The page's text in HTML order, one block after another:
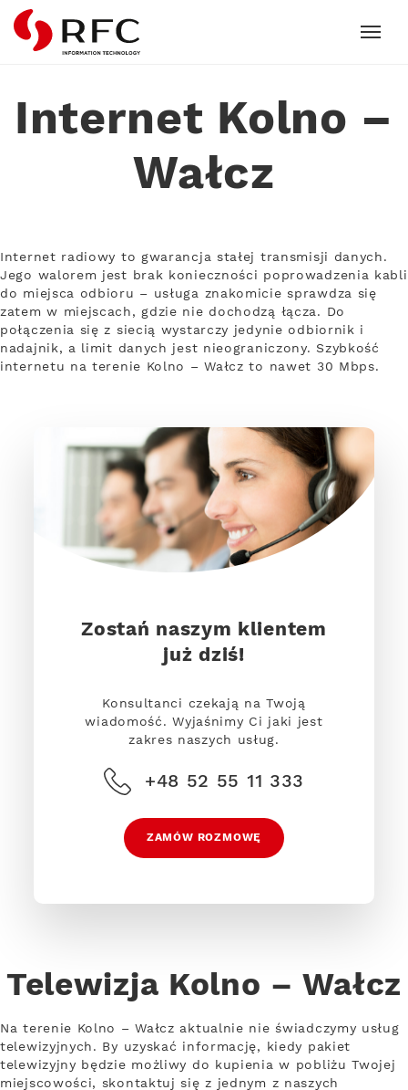
RFC
Internet Kolno –
Wałcz
Internet radiowy to gwarancja stałej transmisji danych.
Jego walorem jest brak konieczności poprowadzenia kabli
do miejsca odbioru – usługa znakomicie sprawdza się
zatem w miejscach, gdzie nie dochodzą łącza. Do
połączenia się z siecią wystarczy jedynie odbiornik i
nadajnik, a limit danych jest nieograniczony. Szybkość
internetu na terenie Kolno – Wałcz to nawet 30 Mbps.
Zostań naszym klientem
już dziś!
Konsultanci czekają na Twoją
wiadomość. Wyjaśnimy Ci jaki jest
zakres naszych usług.
+48 52 55 11 333
ZAMÓW ROZMOWĘ
Telewizja Kolno – Wałcz
Na terenie Kolno – Wałcz aktualnie nie świadczymy usług
telewizyjnych. By uzyskać informację, kiedy pakiet
telewizyjny będzie możliwy do kupienia w pobliżu Twojej
miejscowości, skontaktuj się z jednym z naszych